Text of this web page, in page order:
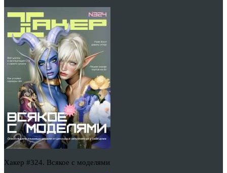
Хакер #324. Всякое с моделями